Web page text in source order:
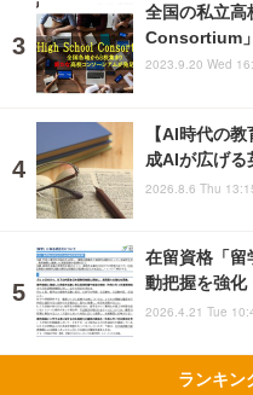
全国の私立
Consortium
2023.9.20 Wed
【AI時代の
成AIが広げる
2026.8.6 Thu
在留資格「留
動把握を強化
2026.4.21 Tue
ランキン